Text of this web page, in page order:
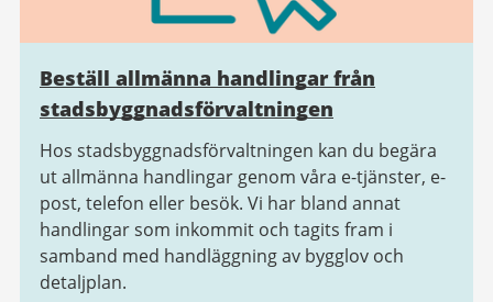
Beställ allmänna handlingar från
stadsbyggnads­förvaltningen
Hos stadsbyggnadsförvaltningen kan du begära
ut allmänna handlingar genom våra e-tjänster, e-
post, telefon eller besök. Vi har bland annat
handlingar som inkommit och tagits fram i
samband med handläggning av bygglov och
detaljplan.